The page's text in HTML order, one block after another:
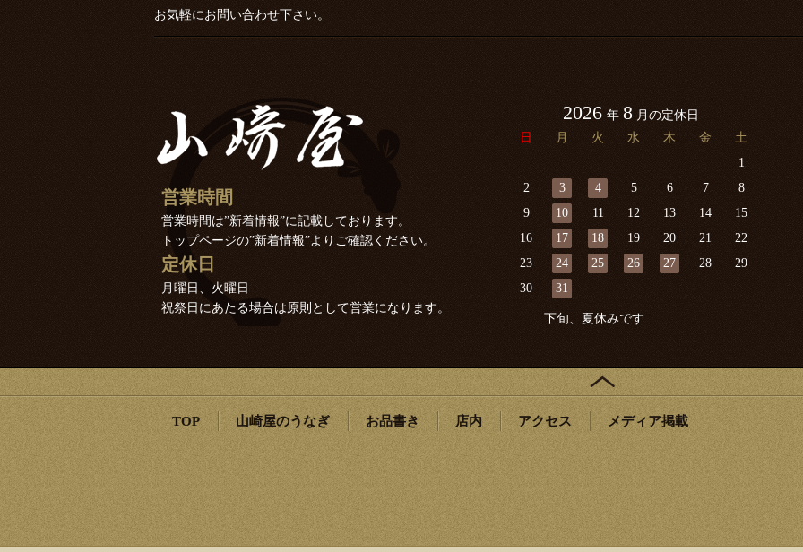
お気軽にお問い合わせ下さい。
営業時間
営業時間は”新着情報”に記載しております。
トップページの”新着情報”よりご確認ください。
定休日
月曜日、火曜日
祝祭日にあたる場合は原則として営業になります。
2026 年 8 月の定休日
日
月 火 水 木 金
土
1
2
3 4 5 6 7
8
9
10 11 12 13 14
15
16
17 18 19 20 21
22
23
24 25 26 27 28
29
30
31
下旬、夏休みです
TOP 山崎屋のうなぎ お品書き 店内 アクセス メディア掲載